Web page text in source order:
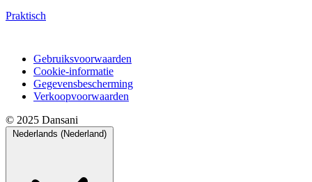
Praktisch
Gebruiksvoorwaarden
Cookie-informatie
Gegevensbescherming
Verkoopvoorwaarden
© 2025 Dansani
Nederlands (Nederland)